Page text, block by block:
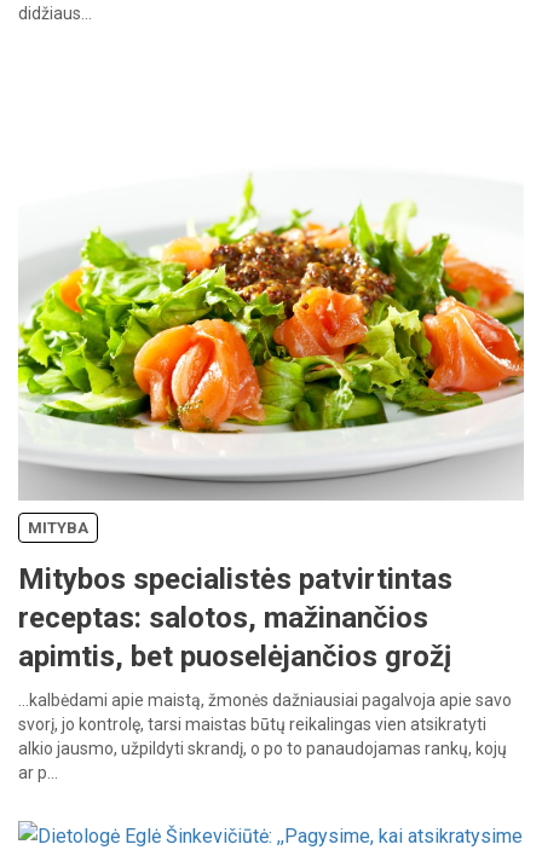
didžiaus…
MITYBA
Mitybos specialistės patvirtintas
receptas: salotos, mažinančios
apimtis, bet puoselėjančios grožį
…kalbėdami apie maistą, žmonės dažniausiai pagalvoja apie savo
svorį, jo kontrolę, tarsi maistas būtų reikalingas vien atsikratyti
alkio jausmo, užpildyti skrandį, o po to panaudojamas rankų, kojų
arp…